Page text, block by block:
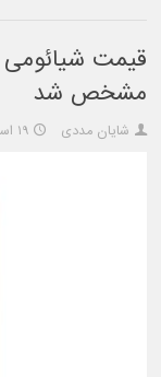
مشخص شد
شایان مددی ۱۹ اسفند ۱۴۰۰ ساعت ۱۲:۱۵